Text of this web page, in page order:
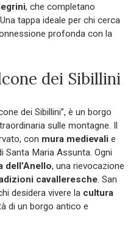
, che completano
tappa ideale per chi cerca
profonda con la
dei Sibillini
dei Sibillini”, è un borgo
sulle montagne. Il
con mura medievali e
Santa Maria Assunta. Ogni
dell’Anello, una rievocazione
cavalleresche . San
desidera vivere la cultura
di un borgo antico e